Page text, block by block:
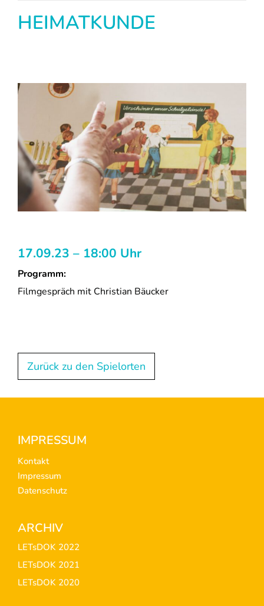
HEIMATKUNDE
17.09.23 – 18:00 Uhr
Programm:
Filmgespräch mit Christian Bäucker
Zurück zu den Spielorten
Footer
IMPRESSUM
Kontakt
Impressum
Datenschutz
ARCHIV
LETsDOK 2022
LETsDOK 2021
LETsDOK 2020